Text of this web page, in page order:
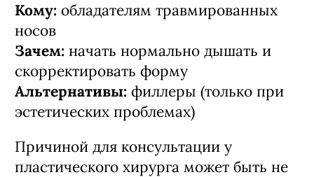
Кому: обладателям травмированных
носов
Зачем: начать нормально дышать и
скорректировать форму
Альтернативы: филлеры (только при
эстетических проблемах)
Причиной для консультации у
пластического хирурга может быть не